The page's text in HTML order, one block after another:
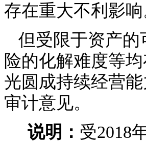
存在重大不利影响
但受限于资产
险的化解难度等
光圆成持续经营
审计意见。
说明： 受2018